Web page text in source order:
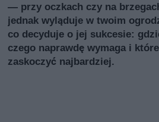
— przy oczkach czy na
jednak wyląduje w twoim
co decyduje o jej sukcesie:
czego naprawdę wymaga i
zaskoczyć najbardziej.